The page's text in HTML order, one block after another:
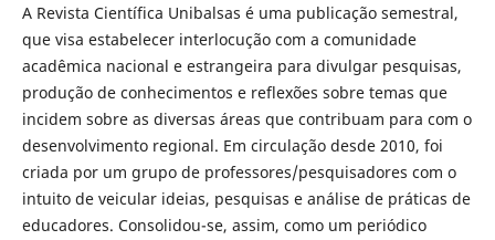
A Revista Científica Unibalsas é uma publicação semestral,
que visa estabelecer interlocução com a comunidade
acadêmica nacional e estrangeira para divulgar pesquisas,
produção de conhecimentos e reflexões sobre temas que
incidem sobre as diversas áreas que contribuam para com o
desenvolvimento regional. Em circulação desde 2010, foi
criada por um grupo de professores/pesquisadores com o
intuito de veicular ideias, pesquisas e análise de práticas de
educadores. Consolidou-se, assim, como um periódico